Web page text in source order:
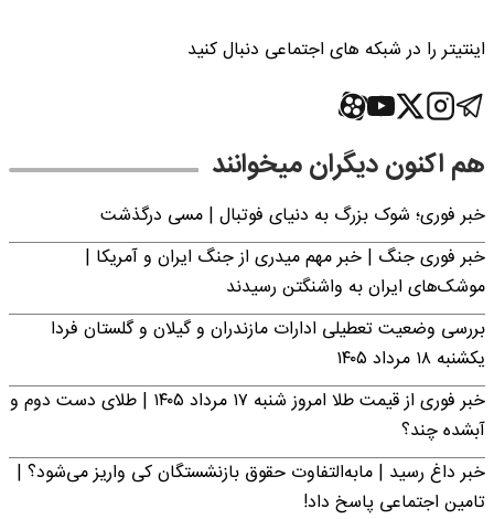
اینتیتر را در شبکه های اجتماعی دنبال کنید
هم اکنون دیگران میخوانند
خبر فوری؛‌ شوک بزرگ به دنیای فوتبال | مسی درگذشت
خبر فوری جنگ | خبر مهم میدری از جنگ ایران و آمریکا |
موشک‌های ایران به واشنگتن رسیدند
بررسی وضعیت تعطیلی ادارات مازندران و گیلان و گلستان فردا
یکشنبه ۱۸ مرداد ۱۴۰۵
خبر فوری از قیمت طلا امروز شنبه ۱۷ مرداد ۱۴۰۵ | طلای دست دوم و
آبشده چند؟
خبر داغ رسید | مابه‌التفاوت حقوق بازنشستگان کی واریز می‌شود؟ |
تامین اجتماعی پاسخ داد!